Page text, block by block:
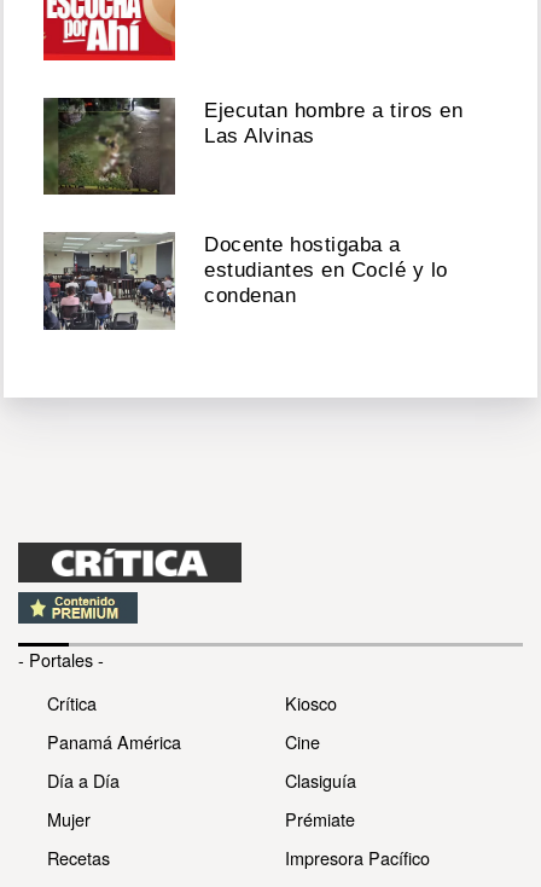
Ejecutan hombre a tiros en
Las Alvinas
Docente hostigaba a
estudiantes en Coclé y lo
condenan
- Portales -
Crítica
Panamá América
Día a Día
Mujer
Recetas
Kiosco
Cine
Clasiguía
Prémiate
Impresora Pacífico